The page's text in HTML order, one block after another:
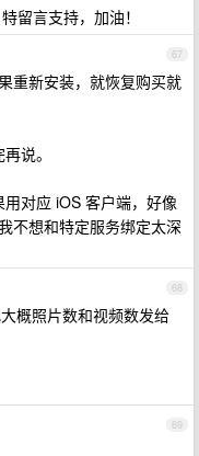
留言支持，加油！
67
重新安装，就恢复购买就
说。
对应 iOS 客户端，好像
不想和特定服务绑定太深
68
概照片数和视频数发给
69